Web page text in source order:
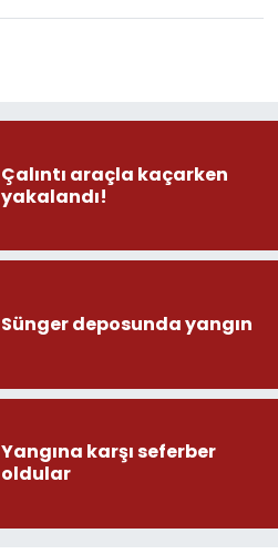
Çalıntı araçla kaçarken
yakalandı!
Sünger deposunda yangın
Yangına karşı seferber
oldular